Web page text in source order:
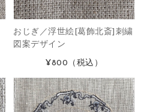
おじぎ／浮世絵[葛飾北斎]刺繍
図案デザイン
¥800 （税込）